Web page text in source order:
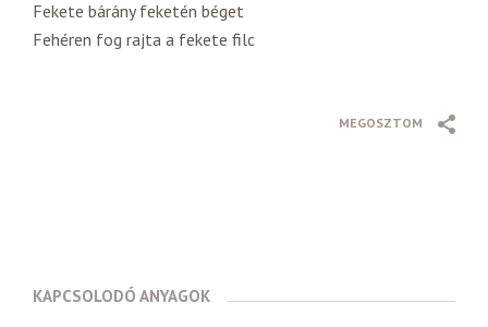
Fekete bárány feketén béget
Fehéren fog rajta a fekete filc
MEGOSZTOM
KAPCSOLODÓ ANYAGOK